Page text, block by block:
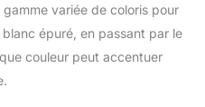
variée de coloris pour
blanc épuré, en passant par le
couleur peut accentuer